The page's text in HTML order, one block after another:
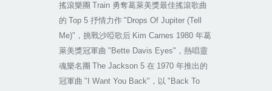
搖滾樂團 Train 勇奪葛萊美獎最佳搖滾歌曲
的 Top 5 抒情力作 "Drops Of Jupiter (Tell
Me)" ，挑戰沙啞歌后 Kim Carnes 1980 年葛
萊美獎冠軍曲 "Bette Davis Eyes" ，熱唱靈
魂樂名團 The Jackson 5 在 1970 年推出的
冠軍曲 "I Want You Back" ，以 "Back To